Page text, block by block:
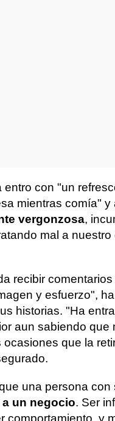
entro con "un
mientras comía"
vergonzosa,
mal a
recibir
y esfuerzo",
historias. "Ha
aun sabiendo que
ocasiones que la
una persona con
un negocio. Ser
comportamiento, y